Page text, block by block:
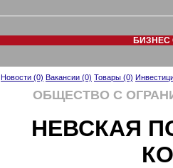
БИЗНЕС
Новости (0) Вакансии (0) Товары (0)
ОБЩЕСТВО С
НЕВСКАЯ